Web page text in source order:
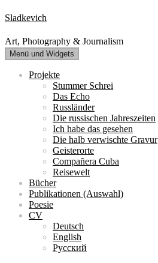
Zum
Inhalt
springen
Sladkevich
Art, Photography & Journalism
Menü und Widgets
Projekte
Stummer Schrei
Das Echo
Russländer
Die russischen Jahreszeiten
Ich habe das gesehen
Die halb verwischte Gravur
Geisterorte
Compañera Cuba
Reisewelt
Bücher
Publikationen (Auswahl)
Poesie
CV
Deutsch
English
Русский